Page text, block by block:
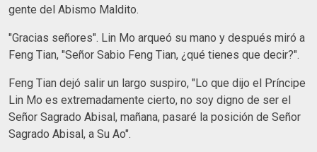
gente del Abismo Maldito.
"Gracias señores". Lin Mo arqueó su mano y después miró a
Feng Tian, "Señor Sabio Feng Tian, ¿qué tienes que decir?".
Feng Tian dejó salir un largo suspiro, "Lo que dijo el Príncipe
Lin Mo es extremadamente cierto, no soy digno de ser el
Señor Sagrado Abisal, mañana, pasaré la posición de Señor
Sagrado Abisal, a Su Ao".